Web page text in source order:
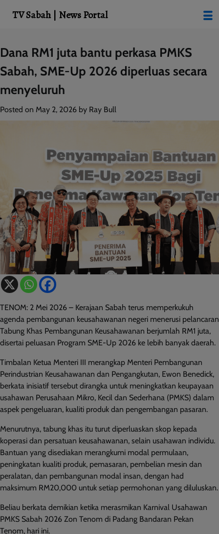
Skip
to
content
Dana RM1 juta bantu perkasa PMKS
Sabah, SME-Up 2026 diperluas secara
menyeluruh
Posted on May 2, 2026 by Ray Bull
TENOM: 2 Mei 2026 – Kerajaan Sabah terus memperkukuh
agenda pembangunan keusahawanan negeri menerusi pelancaran
Tabung Khas Pembangunan Keusahawanan berjumlah RM1 juta,
disertai peluasan Program SME-Up 2026 ke lebih banyak daerah.
Timbalan Ketua Menteri III merangkap Menteri Pembangunan
Perindustrian Keusahawanan dan Pengangkutan, Ewon Benedick,
berkata inisiatif tersebut dirangka untuk meningkatkan keupayaan
usahawan Perusahaan Mikro, Kecil dan Sederhana (PMKS) dalam
aspek pengeluaran, kualiti produk dan pengembangan pasaran.
Menurutnya, tabung khas itu turut diperluaskan skop kepada
koperasi dan persatuan keusahawanan, selain usahawan individu.
Bantuan yang disediakan merangkumi modal permulaan,
peningkatan kualiti produk, pemasaran, pembelian mesin dan
peralatan, dan pembangunan modal insan, dengan had
maksimum RM20,000 untuk setiap permohonan yang diluluskan.
Beliau berkata demikian ketika merasmikan Karnival Usahawan
PMKS Sabah 2026 Zon Tenom di Padang Bandaran Pekan
Tenom, hari ini.
TV Sabah | News Portal